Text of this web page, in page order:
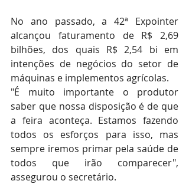
No ano passado, a 42ª Expointer
alcançou faturamento de R$ 2,69
bilhões, dos quais R$ 2,54 bi em
intenções de negócios do setor de
máquinas e implementos agrícolas.
"É muito importante o produtor
saber que nossa disposição é de que
a feira aconteça. Estamos fazendo
todos os esforços para isso, mas
sempre iremos primar pela saúde de
todos que irão comparecer",
assegurou o secretário.